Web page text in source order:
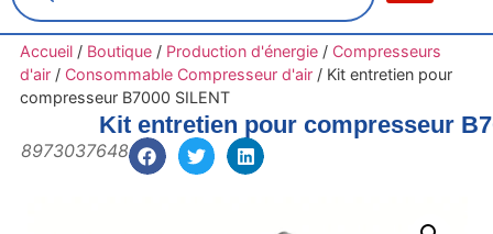
Accueil/ Boutique/ Production d'énergie/ Compresseurs
d'air/ Consommable Compresseur d'air/ Kit entretien pour
compresseur B7000 SILENT
Kit entretien pour compresseur
8973037648